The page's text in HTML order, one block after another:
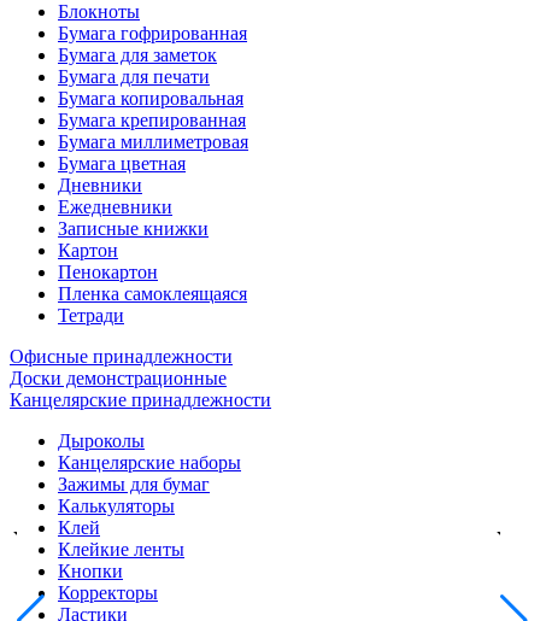
Блокноты
Бумага гофрированная
Бумага для заметок
Бумага для печати
Бумага копировальная
Бумага крепированная
Бумага миллиметровая
Бумага цветная
Дневники
Ежедневники
Записные книжки
Картон
Пенокартон
Пленка самоклеящаяся
Тетради
Офисные принадлежности
Доски демонстрационные
Канцелярские принадлежности
Дыроколы
Канцелярские наборы
Зажимы для бумаг
Калькуляторы
Клей
Клейкие ленты
Кнопки
Корректоры
Ластики